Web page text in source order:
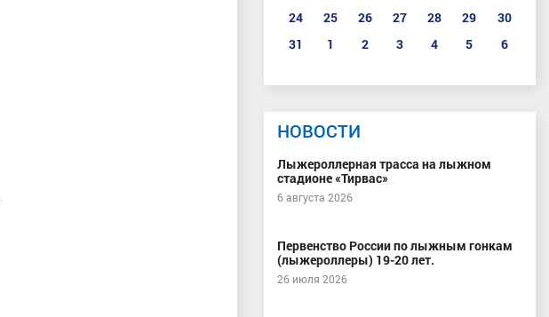
24
25 26 27 28 29
30
31
1 2 3 4 5 6
НОВОСТИ
Лыжероллерная трасса на лыжном
стадионе «Тирвас»
6 августа 2026
Первенство России по лыжным гонкам
(лыжероллеры) 19-20 лет.
26 июля 2026